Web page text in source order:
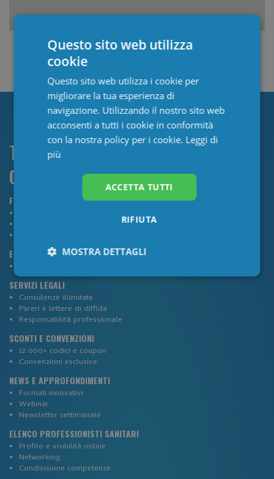
Tutto incluso nella soluzione digitale di
Quotidiano Sanità Club
FORMAZIONE ECM ONLINE
EDICOLA DIGITALE
SERVIZI LEGALI
Consulenze illimitate
Pareri e lettere di diffida
Responsabilità professionale
SCONTI E CONVENZIONI
12.000+ codici e coupon
Convenzioni esclusive.
NEWS E APPROFONDIMENTI
Formati innovativi
Webinar
Newsletter settimanale
ELENCO PROFESSIONISTI SANITARI
Profilo e visibilità online
Networking
Condivisione competenze
Questo sito web utilizza
cookie
Questo sito web utilizza i cookie per
migliorare la tua esperienza di
navigazione. Utilizzando il nostro sito web
acconsenti a tutti i cookie in conformità
con la nostra policy per i cookie. Leggi di
più
ACCETTA TUTTI
RIFIUTA
MOSTRA DETTAGLI
Necessari Statistici Marketing
Preferenze
Necessari
Preferenze
I cookie necessari contribuiscono a rendere fruibile il
sito web abilitandone funzionalità di base quali la
navigazione sulle pagine e l'accesso alle aree